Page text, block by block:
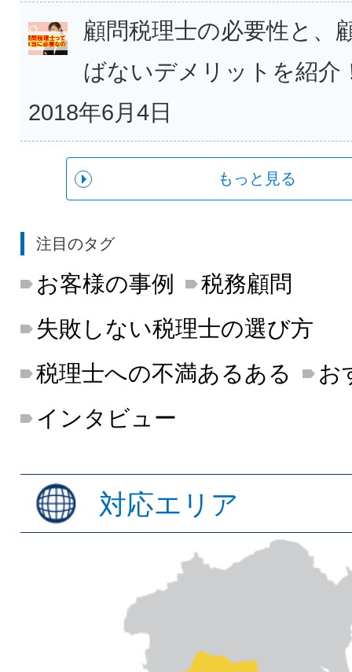
顧問税理士の必要性と、
ばないデメリットを紹介
2018年6月4日
もっと見る
注目のタグ
お客様の事例
税務顧問
失敗しない税理士の選び方
税理士への不満あるある
お
インタビュー
対応エリア